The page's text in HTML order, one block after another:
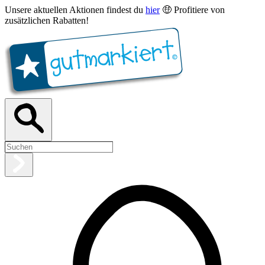
Unsere aktuellen Aktionen findest du hier🤑 Profitiere von
zusätzlichen Rabatten!